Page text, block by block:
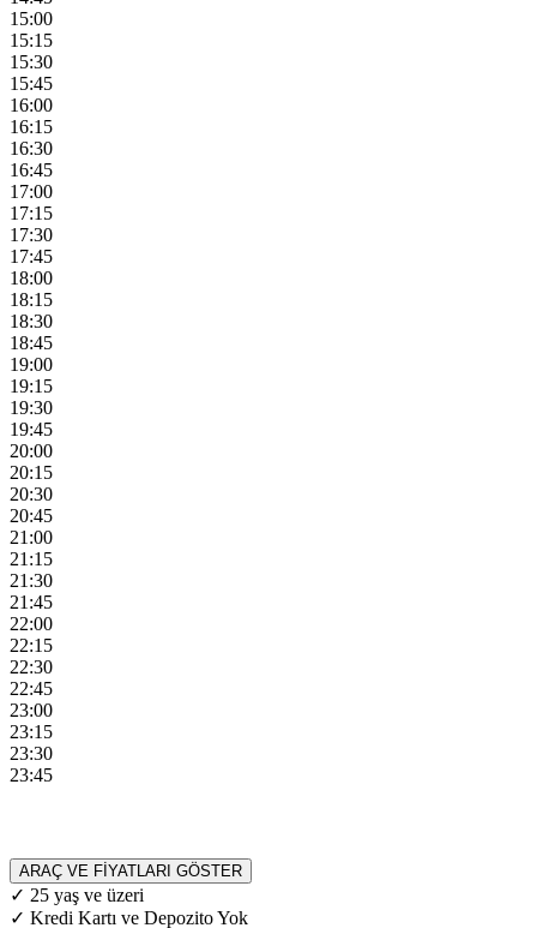
15:00
15:15
15:30
15:45
16:00
16:15
16:30
16:45
17:00
17:15
17:30
17:45
18:00
18:15
18:30
18:45
19:00
19:15
19:30
19:45
20:00
20:15
20:30
20:45
21:00
21:15
21:30
21:45
22:00
22:15
22:30
22:45
23:00
23:15
23:30
23:45
ARAÇ VE FİYATLARI GÖSTER
✓ 25 yaş ve üzeri
✓ Kredi Kartı ve Depozito Yok